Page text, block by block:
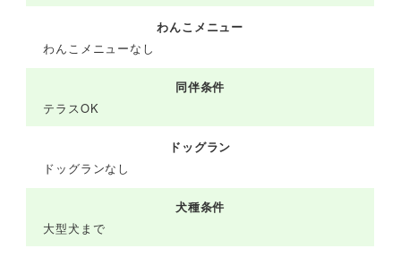
わんこメニュー
わんこメニューなし
同伴条件
テラスOK
ドッグラン
ドッグランなし
犬種条件
大型犬まで